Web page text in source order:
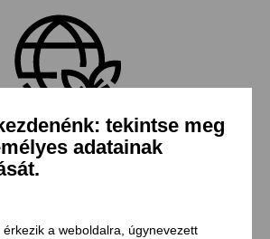
tekintse meg
adatainak
a weboldalra, úgynevezett
környezetirányítás,
munkabiztonság